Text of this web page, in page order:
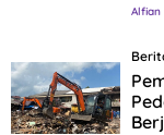
Alfian